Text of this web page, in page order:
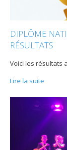
DIPLÔME
RÉSULTATS
Voici les résultats
Lire la suite